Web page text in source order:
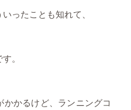
ったことも知れて、
。
かるけど、ランニングコ